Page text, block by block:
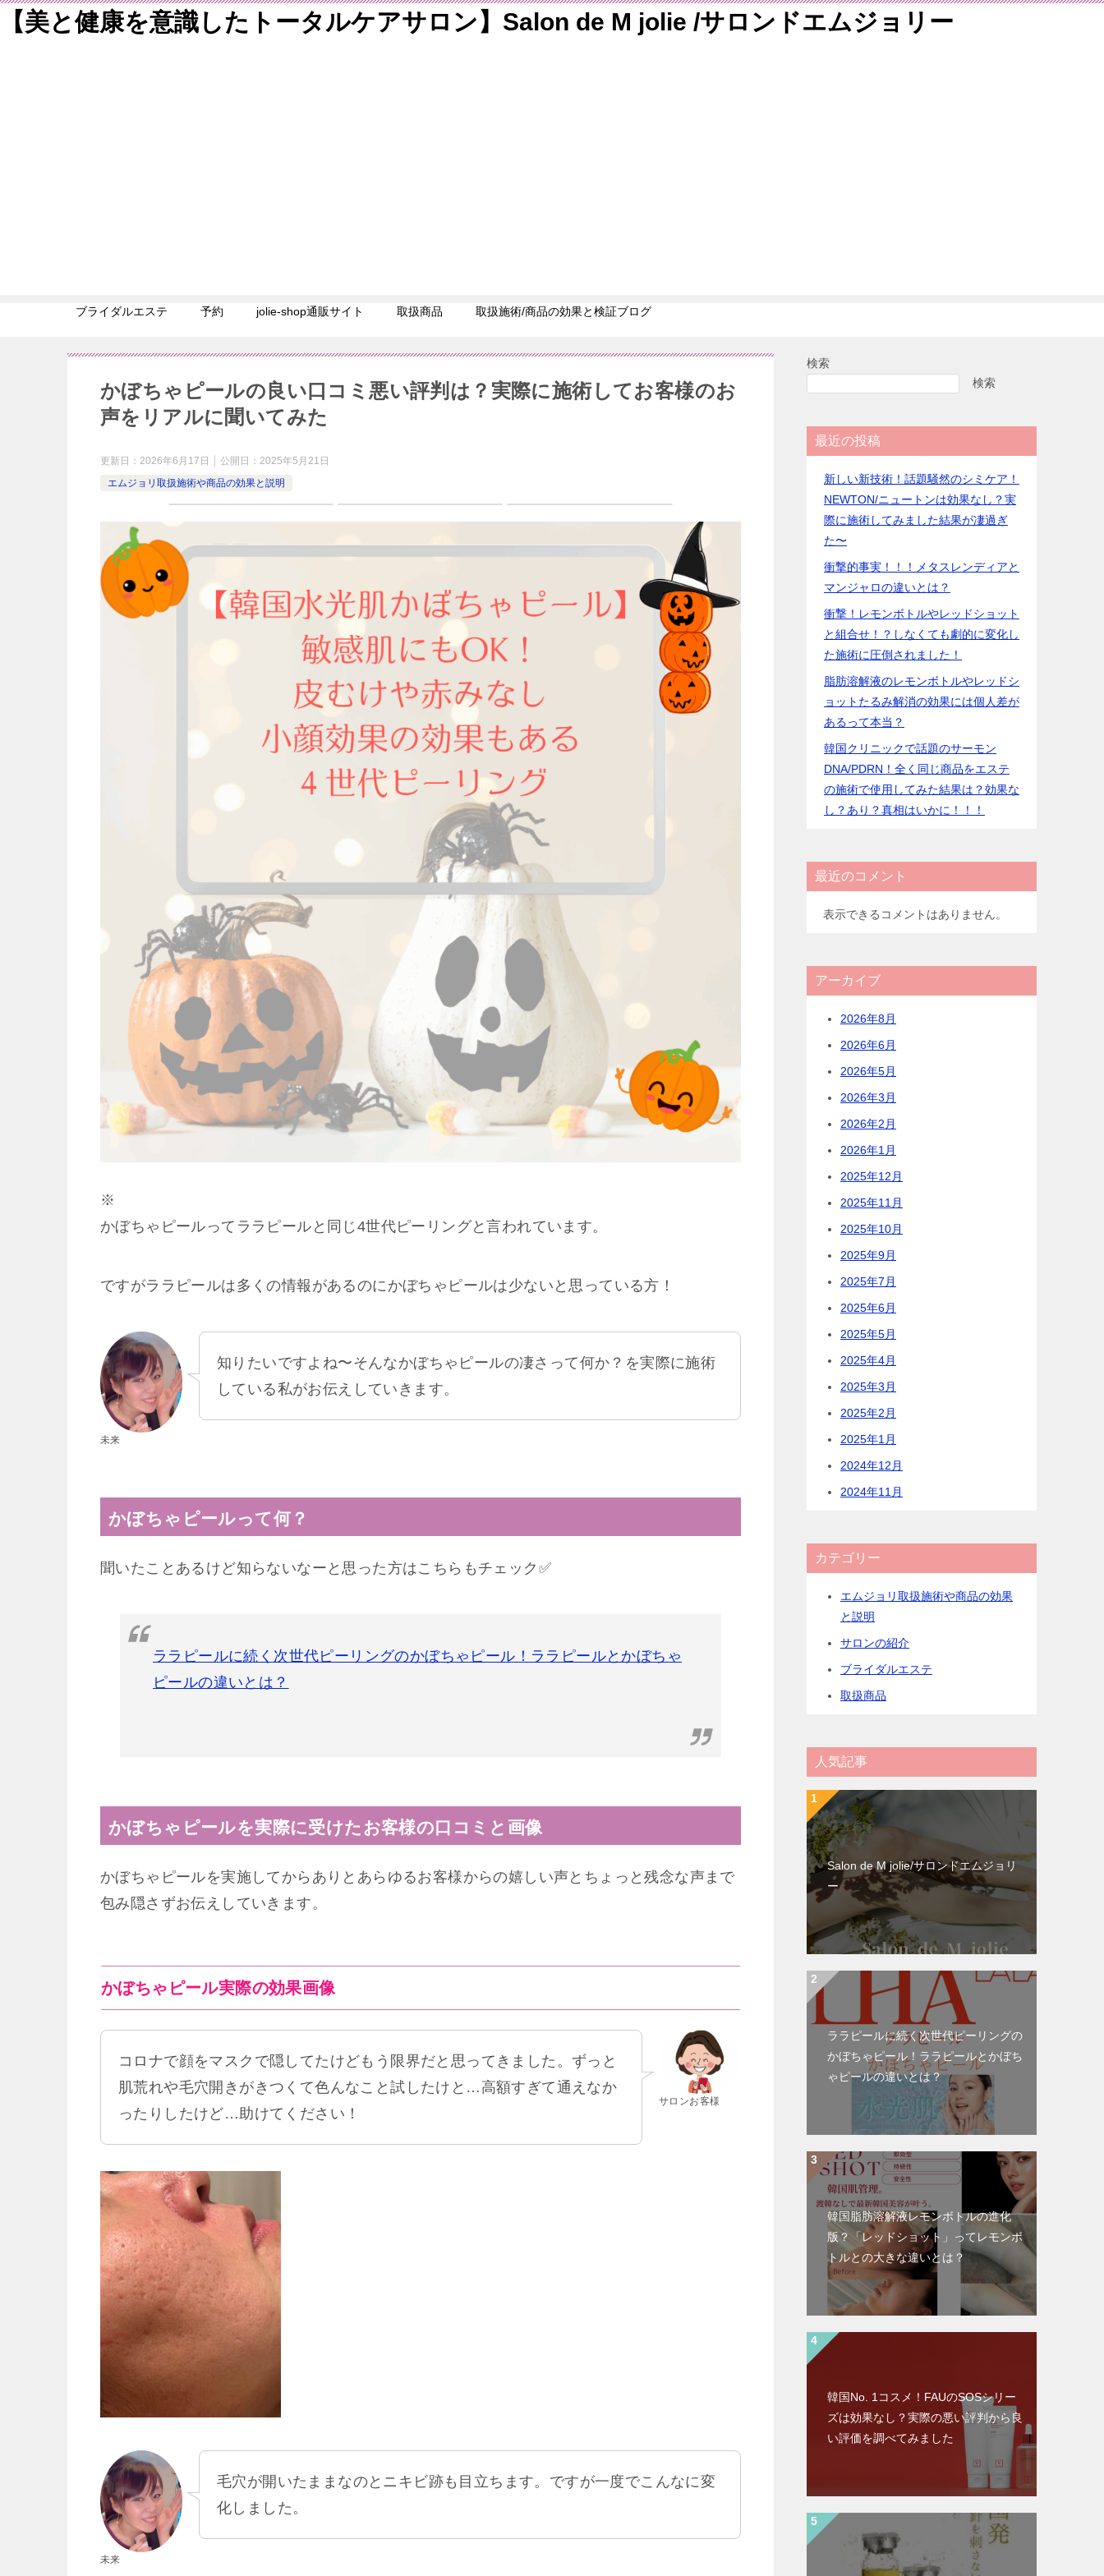
【美と健康を意識したトータルケアサロン】Salon de M jolie /サロンドエムジョリー
ブライダルエステ 予約 jolie-shop通販サイト 取扱商品 取扱施術/商品の効果と検証ブログ
かぼちゃピールの良い口コミ悪い評判は？実際に施術してお客様のお
声をリアルに聞いてみた
更新日： 2026年6月17日 公開日： 2025年5月21日
エムジョリ取扱施術や商品の効果と説明
※
かぼちゃピールってララピールと同じ4世代ピーリングと言われています。
ですがララピールは多くの情報があるのにかぼちゃピールは少ないと思っている方！
未来
知りたいですよね〜そんなかぼちゃピールの凄さって何か？を実際に施術
している私がお伝えしていきます。
かぼちゃピールって何？
聞いたことあるけど知らないなーと思った方はこちらもチェック✅
ララピールに続く次世代ピーリングのかぼちゃピール！ララピールとかぼちゃ
ピールの違いとは？
かぼちゃピールを実際に受けたお客様の口コミと画像
かぼちゃピールを実施してからありとあらゆるお客様からの嬉しい声とちょっと残念な声まで
包み隠さずお伝えしていきます。
かぼちゃピール実際の効果画像
サロンお客様
コロナで顔をマスクで隠してたけどもう限界だと思ってきました。ずっと
肌荒れや毛穴開きがきつくて色んなこと試したけと…高額すぎて通えなか
ったりしたけど…助けてください！
未来
毛穴が開いたままなのとニキビ跡も目立ちます。ですが一度でこんなに変
化しました。
検索
検索
最近の投稿
新しい新技術！話題騒然のシミケア！
NEWTON/ニュートンは効果なし？実
際に施術してみました結果が凄過ぎ
た〜
衝撃的事実！！！メタスレンディアと
マンジャロの違いとは？
衝撃！レモンボトルやレッドショット
と組合せ！？しなくても劇的に変化し
た施術に圧倒されました！
脂肪溶解液のレモンボトルやレッドシ
ョットたるみ解消の効果には個人差が
あるって本当？
韓国クリニックで話題のサーモン
DNA/PDRN！全く同じ商品をエステ
の施術で使用してみた結果は？効果な
し？あり？真相はいかに！！！
最近のコメント
表示できるコメントはありません。
アーカイブ
2026年8月
2026年6月
2026年5月
2026年3月
2026年2月
2026年1月
2025年12月
2025年11月
2025年10月
2025年9月
2025年7月
2025年6月
2025年5月
2025年4月
2025年3月
2025年2月
2025年1月
2024年12月
2024年11月
カテゴリー
エムジョリ取扱施術や商品の効果
と説明
サロンの紹介
ブライダルエステ
取扱商品
人気記事
Salon de M jolie/サロンドエムジョリ
ー
ララピールに続く次世代ピーリングの
かぼちゃピール！ララピールとかぼち
ゃピールの違いとは？
韓国脂肪溶解液レモンボトルの進化
版？「レッドショット」ってレモンボ
トルとの大きな違いとは？
韓国No. 1コスメ！FAUのSOSシリー
ズは効果なし？実際の悪い評判から良
い評価を調べてみました